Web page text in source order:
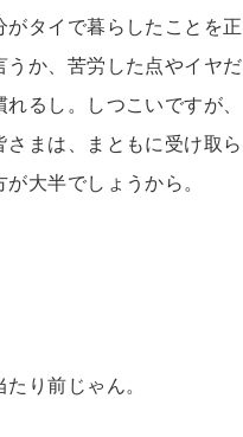
タイで暮らしたことを正
か、苦労した点やイヤだ
るし。しつこいですが、
まは、まともに受け取ら
大半でしょうから。
り前じゃん。